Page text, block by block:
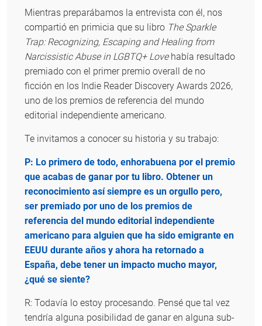
Mientras preparábamos la entrevista con él, nos
compartió en primicia que su libro The Sparkle
Trap: Recognizing, Escaping and Healing from
Narcissistic Abuse in LGBTQ+ Lovehabía resultado
premiado con el primer premio overall de no
ficción en los Indie Reader Discovery Awards 2026,
uno de los premios de referencia del mundo
editorial independiente americano.
Te invitamos a conocer su historia y su trabajo:
P: Lo primero de todo, enhorabuena por el premio
que acabas de ganar por tu libro. Obtener un
reconocimiento así siempre es un orgullo pero,
ser premiado por uno de los premios de
referencia del mundo editorial independiente
americano para alguien que ha sido emigrante en
EEUU durante años y ahora ha retornado a
España, debe tener un impacto mucho mayor,
¿qué se siente?
R: Todavía lo estoy procesando. Pensé que tal vez
tendría alguna posibilidad de ganar en alguna sub-